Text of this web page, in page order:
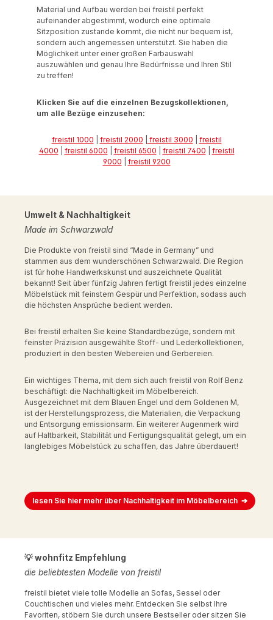
Material und Aufbau werden bei freistil perfekt
aufeinander abgestimmt, wodurch eine optimale
Sitzposition zustande kommt, die nicht nur bequem ist,
sondern auch angemessen unterstützt. Sie haben die
Möglichkeit unter einer großen Farbauswahl
auszuwählen und genau Ihre Bedürfnisse und Ihren Stil
zu treffen!
Klicken Sie auf die einzelnen Bezugskollektionen,
um alle Bezüge einzusehen:
freistil 1000 freistil 2000 freistil 3000
freistil
4000
freistil 6000 freistil 6500 freistil 7400
freistil
9000
freistil 9200
Umwelt & Nachhaltigkeit
Made im Schwarzwald
Die Produkte von freistil sind “Made in Germany” und
stammen aus dem wunderschönen Schwarzwald. Die Region
ist für hohe Handwerkskunst und auszeichnete Qualität
bekannt! Seit über fünfzig Jahren fertigt freistil jedes einzelne
Möbelstück mit feinstem Gespür und Perfektion, sodass auch
die höchsten Ansprüche bedient werden.
Bei freistil erhalten Sie keine Standardbezüge, sondern mit
feinster Präzision ausgewählte Stoff- und Lederkollektionen,
produziert in den besten Webereien und Gerbereien.
Ein wichtiges Thema, mit dem sich auch freistil von Rolf Benz
beschäftigt: die Nachhaltigkeit im Möbelbereich.
Ausgezeichnet mit dem Blauen Engel und dem Goldenen M,
ist der Herstellungsprozess, die Materialien, die Verpackung
und Entsorgung emissionsarm. Ein weiterer Augenmerk wird
auf Haltbarkeit, Stabilität und Fertigungsqualität gelegt, um ein
langlebiges Möbelstück zu schaffen, das Jahre überdauert!
lesen Sie hier mehr über Nachhaltigkeit im Möbelbereich
💡 wohnfitz Empfehlung
die beliebtesten Modelle von freistil
freistil bietet viele tolle Modelle an Sofas, Sessel oder
Couchtischen und vieles mehr. Entdecken Sie selbst Ihre
Favoriten, stöbern Sie durch unsere Bestseller oder sitzen Sie